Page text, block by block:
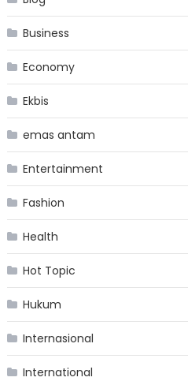
Business
Economy
Ekbis
emas antam
Entertainment
Fashion
Health
Hot Topic
Hukum
Internasional
International